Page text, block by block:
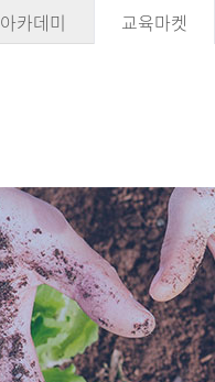
아카데미 교육마켓